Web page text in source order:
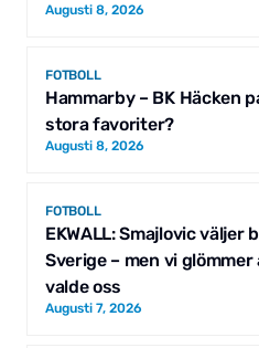
Augusti 8, 2026
FOTBOLL
Hammarby – BK Häcken
stora favoriter?
Augusti 8, 2026
FOTBOLL
EKWALL: Smajlovic väljer
Sverige – men vi glömmer
valde oss
Augusti 7, 2026